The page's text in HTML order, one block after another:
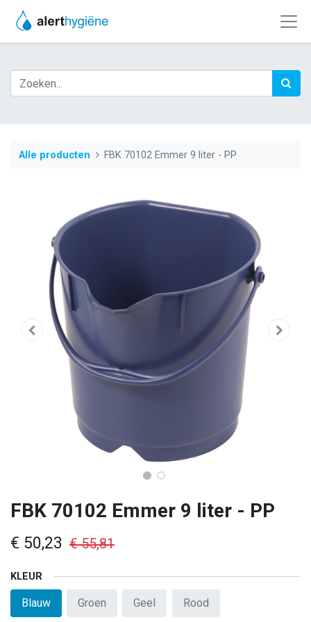
Alle producten FBK 70102 Emmer 9 liter - PP
FBK 70102 Emmer 9 liter - PP
€ 50,23 €55,81
KLEUR
Blauw Groen Geel Rood